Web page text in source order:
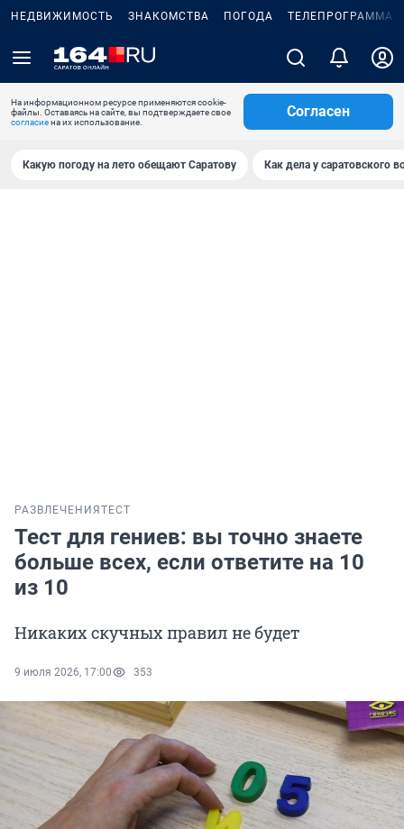
НЕДВИЖИМОСТЬ ЗНАКОМСТВА ПОГОДА ТЕЛЕПРОГРАММА
На информационном ресурсе применяются cookie-
файлы. Оставаясь на сайте, вы подтверждаете свое
согласиена их использование.
Согласен
Какую погоду на лето обещают Саратову Как дела у саратовского
РАЗВЛЕЧЕНИЯ ТЕСТ
Тест для гениев: вы точно знаете
больше всех, если ответите на 10
из 10
Никаких скучных правил не будет
9 июля 2026, 17:00 353